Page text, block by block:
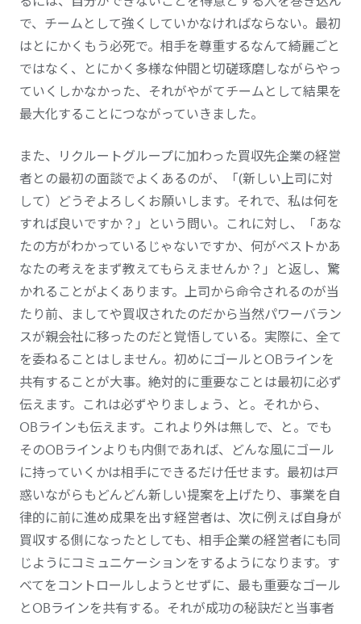
で、チームとして強くしていかなければならない。最初
はとにかくもう必死で。相手を尊重するなんて綺麗ごと
ではなく、とにかく多様な仲間と切磋琢磨しながらやっ
ていくしかなかった、それがやがてチームとして結果を
最大化することにつながっていきました。
また、リクルートグループに加わった買収先企業の経営
者との最初の面談でよくあるのが、「(新しい上司に対
して）どうぞよろしくお願いします。それで、私は何を
すれば良いですか？」という問い。これに対し、「あな
たの方がわかっているじゃないですか、何がベストかあ
なたの考えをまず教えてもらえませんか？」と返し、驚
かれることがよくあります。上司から命令されるのが当
たり前、ましてや買収されたのだから当然パワーバラン
スが親会社に移ったのだと覚悟している。実際に、全て
を委ねることはしません。初めにゴールとOBラインを
共有することが大事。絶対的に重要なことは最初に必ず
伝えます。これは必ずやりましょう、と。それから、
OBラインも伝えます。これより外は無しで、と。でも
そのOBラインよりも内側であれば、どんな風にゴール
に持っていくかは相手にできるだけ任せます。最初は戸
惑いながらもどんどん新しい提案を上げたり、事業を自
律的に前に進め成果を出す経営者は、次に例えば自身が
買収する側になったとしても、相手企業の経営者にも同
じようにコミュニケーションをするようになります。す
べてをコントロールしようとせずに、最も重要なゴール
とOBラインを共有する。それが成功の秘訣だと当事者